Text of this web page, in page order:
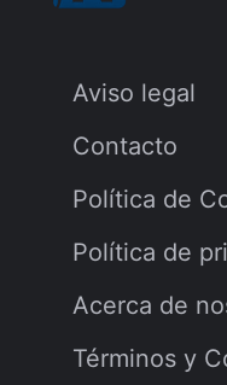
Aviso legal
Contacto
Política de
Política de
Acerca de
Términos y